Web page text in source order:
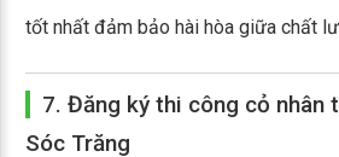
tốt nhất đảm bảo hài hòa giữa chất
7. Đăng ký thi công cỏ nhân
Sóc Trăng